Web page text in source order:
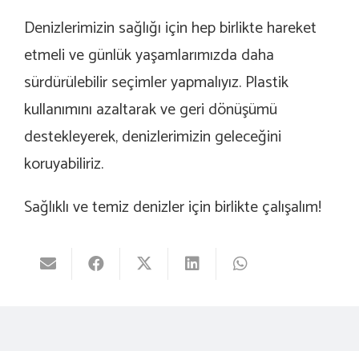
Denizlerimizin sağlığı için hep birlikte hareket
etmeli ve günlük yaşamlarımızda daha
sürdürülebilir seçimler yapmalıyız. Plastik
kullanımını azaltarak ve geri dönüşümü
destekleyerek, denizlerimizin geleceğini
koruyabiliriz.
Sağlıklı ve temiz denizler için birlikte çalışalım!